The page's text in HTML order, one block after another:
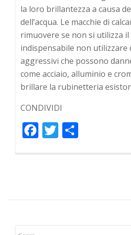
la loro brillantezza a causa
dell’acqua. Le macchie di
rimuovere se non si utilizza
indispensabile non utilizzare
aggressivi che possono
come acciaio, alluminio e
brillare la rubinetteria
CONDIVIDI
FacebookTwitter